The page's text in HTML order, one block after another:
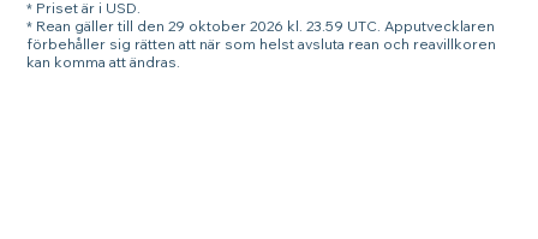
* Priset är i USD.
* Rean gäller till den 29 oktober 2026 kl. 23.59 UTC. Apputvecklaren
förbehåller sig rätten att när som helst avsluta rean och reavillkoren
kan komma att ändras.